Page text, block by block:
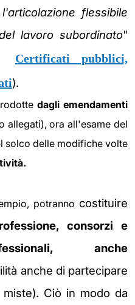
flessibile
lavoro subordinato"
Certificati pubblici,
).
dagli emendamenti
allegati), ora all'esame del
solco delle modifiche volte
potranno costituire
consorzi e
anche
anche di partecipare
Ciò in modo da